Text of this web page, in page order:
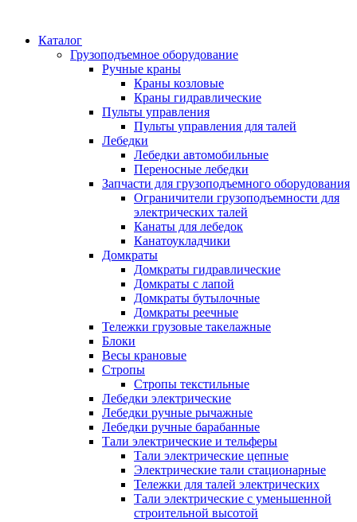
Каталог
Грузоподъемное оборудование
Ручные краны
Краны козловые
Краны гидравлические
Пульты управления
Пульты управления для талей
Лебедки
Лебедки автомобильные
Переносные лебедки
Запчасти для грузоподъемного оборудования
Ограничители грузоподъемности для
электрических талей
Канаты для лебедок
Канатоукладчики
Домкраты
Домкраты гидравлические
Домкраты с лапой
Домкраты бутылочные
Домкраты реечные
Тележки грузовые такелажные
Блоки
Весы крановые
Стропы
Стропы текстильные
Лебедки электрические
Лебедки ручные рычажные
Лебедки ручные барабанные
Тали электрические и тельферы
Тали электрические цепные
Электрические тали стационарные
Тележки для талей электрических
Тали электрические с уменьшенной
строительной высотой